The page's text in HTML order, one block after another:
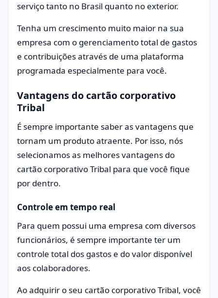
serviço tanto no Brasil quanto no exterior.
Tenha um crescimento muito maior na sua
empresa com o gerenciamento total de gastos
e contribuições através de uma plataforma
programada especialmente para você.
Vantagens do cartão corporativo
Tribal
É sempre importante saber as vantagens que
tornam um produto atraente. Por isso, nós
selecionamos as melhores vantagens do
cartão corporativo Tribal para que você fique
por dentro.
Controle em tempo real
Para quem possui uma empresa com diversos
funcionários, é sempre importante ter um
controle total dos gastos e do valor disponível
aos colaboradores.
Ao adquirir o seu cartão corporativo Tribal, você